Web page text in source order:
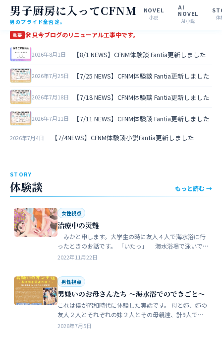
男子厨房に入ってCFNM
男のプライド全否定。
NOVEL
小説
AI
NOVEL
AI小説 体
重要 🛠 只今ブログのリニューアル工事中です。
2026年8月1日 【8/1 NEWS】CFNM体験談 Fantia更新しました
2026年7月25日 【7/25 NEWS】CFNM体験談 Fantia更新しました
2026年7月18日 【7/18 NEWS】CFNM体験談 Fantia更新しました
2026年7月11日 【7/11 NEWS】CFNM体験談 Fantia更新しました
2026年7月4日 【7/4NEWS】CFNM体験談小説Fantia更新しました
STORY
体験談 もっと読む →
女性視点
治療中の災難
みかと申します。大学生の時に友人４人で海水浴に行
ったときのお話です。 「いたっ」 海水浴場で泳いで
いたら、友人のしいなが空瓶で足を切っちゃったんで
2022年11月22日
男性視点
男嫌いのお母さんたち 〜海水浴でのできごと〜
これは僕が昭和時代に体験した実話です。 母と姉、姉の
友人２人とそれぞれの妹２人とその母親達、計9人で海
水浴に行きました。当時、僕はS学５年生で姉の美香はC
2026年7月5日